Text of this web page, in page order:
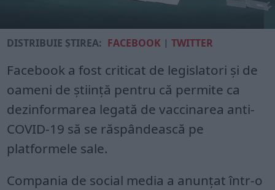
DISTRIBUIE ȘTIREA: FACEBOOK |TWITTER
Facebook a fost criticat de legislatori şi de
oameni de ştiinţă pentru că permite ca
dezinformarea legată de vaccinarea anti-
COVID-19 să se răspândească pe
platformele sale.
Compania de social media a anunţat într-o